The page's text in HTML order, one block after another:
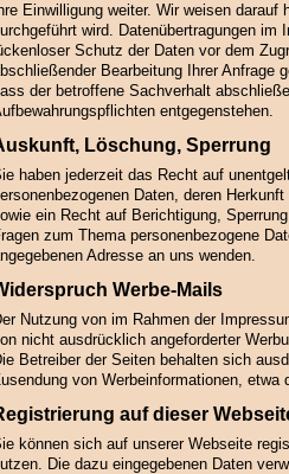
Ihre Einwilligung weiter. Wir weisen
wird. Datenübertragungen
Schutz der Daten vor dem
Bearbeitung Ihrer Anfrage
der betroffene Sachverhalt
entgegenstehen.
Löschung, Sperrung
haben jederzeit das Recht auf
Daten, deren
ein Recht auf Berichtigung,
zum Thema personenbezogene
Adresse an uns wenden.
Werbe-Mails
Nutzung von im Rahmen der
nicht ausdrücklich angeforderter
Betreiber der Seiten behalten sich
von Werbeinformationen, etwa
auf dieser
können sich auf unserer Webseite
Die dazu eingegebenen Daten